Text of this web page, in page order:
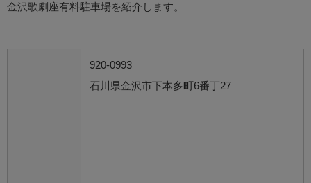
金沢歌劇座有料駐車場を紹介します。
920-0993
石川県金沢市下本多町6番丁27